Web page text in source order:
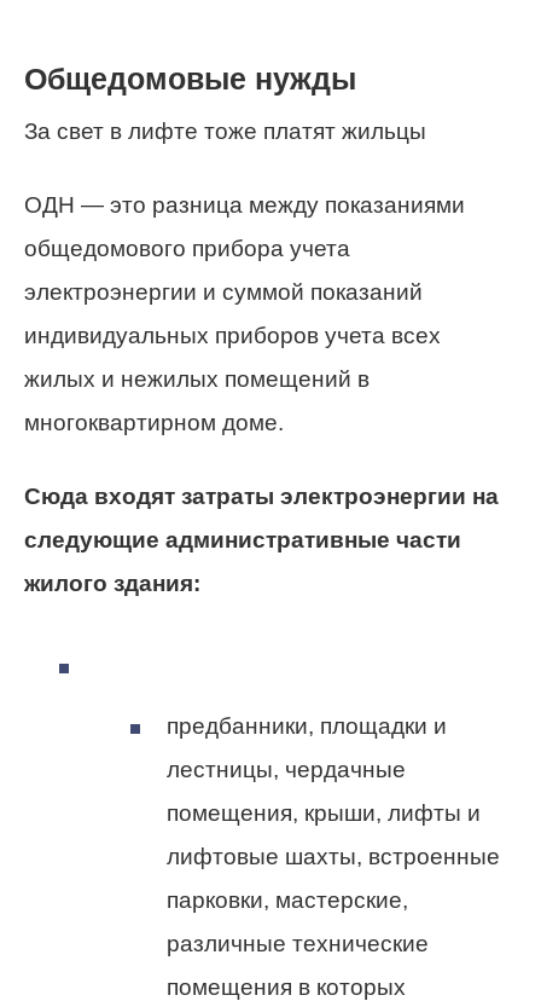
Общедомовые нужды
За свет в лифте тоже платят жильцы
ОДН — это разница между показаниями
общедомового прибора учета
электроэнергии и суммой показаний
индивидуальных приборов учета всех
жилых и нежилых помещений в
многоквартирном доме.
Сюда входят затраты электроэнергии на
следующие административные части
жилого здания:
предбанники, площадки и
лестницы, чердачные
помещения, крыши, лифты и
лифтовые шахты, встроенные
парковки, мастерские,
различные технические
помещения в которых